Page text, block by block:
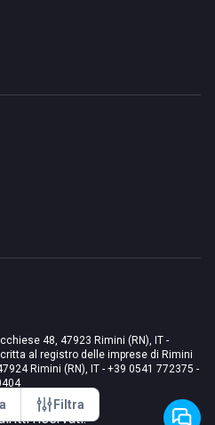
Filtra
48, 47923 Rimini (RN), IT -
al registro delle imprese di Rimini
Rimini (RN), IT - +39 0541 772375 -
riservati.